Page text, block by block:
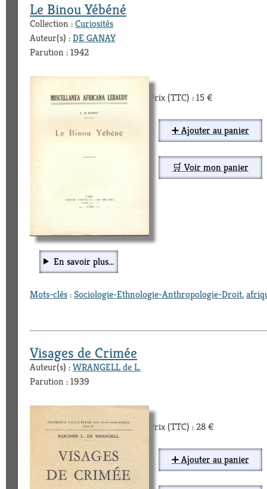
Le Binou Yébéné
Collection :Curiosités
Auteur(s) :DE GANAY
Parution : 1942
Prix (TTC) : 15 €
➕ Ajouter au panier
🛒 Voir mon panier
En savoir plus...
Mots-clés:Sociologie-Ethnologie-Anthropologie-Droit,
Visages de Crimée
Auteur(s) :WRANGELL de L.
Parution : 1939
Prix (TTC) : 28 €
➕ Ajouter au panier